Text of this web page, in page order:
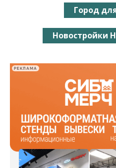
Город
Новостройки
РЕКЛАМА